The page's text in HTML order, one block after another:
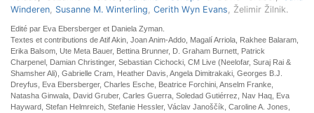
Winderen, Susanne M. Winterling, Cerith Wyn Evans, Želimir Žilnik.
Edité par Eva Ebersberger et Daniela Zyman.
Textes et contributions de Atif Akin, Joan Anim-Addo, Magalí Arriola, Rakhee Balaram,
Erika Balsom, Ute Meta Bauer, Bettina Brunner, D. Graham Burnett, Patrick
Charpenel, Damian Christinger, Sebastian Cichocki, CM Live (Neelofar, Suraj Rai &
Shamsher Ali), Gabrielle Cram, Heather Davis, Angela Dimitrakaki, Georges B.J.
Dreyfus, Eva Ebersberger, Charles Esche, Beatrice Forchini, Anselm Franke,
Natasha Ginwala, David Gruber, Carles Guerra, Soledad Gutiérrez, Nav Haq, Eva
Hayward, Stefan Helmreich, Stefanie Hessler, Václav Janoščík, Caroline A. Jones,